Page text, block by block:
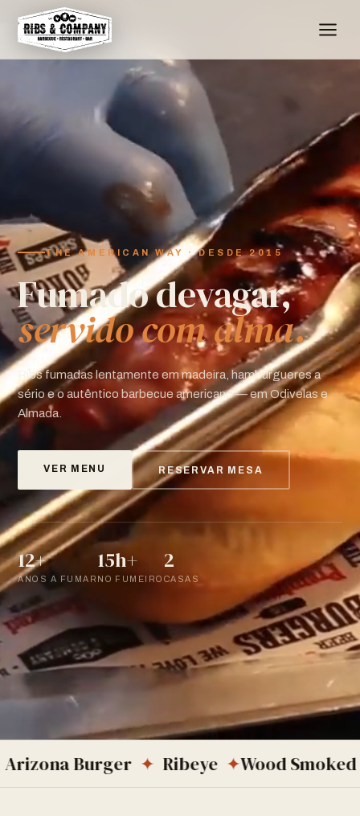
THE AMERICAN WAY · DESDE 2015
Fumado devagar,
servido com alma.
Ribs fumadas lentamente em madeira, hambúrgueres a
sério e o autêntico barbecue americano — em Odivelas e
Almada.
VER MENU RESERVAR MESA
12+
ANOS A FUMAR
15h+
NO FUMEIRO
2
CASAS
Burger✦Ribeye ✦Wood Smoked BBQ✦